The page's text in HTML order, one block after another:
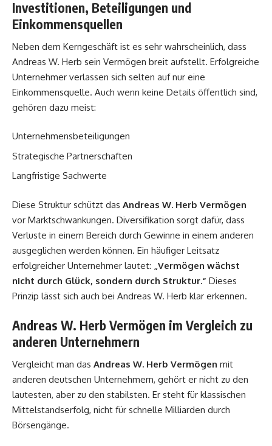
Investitionen, Beteiligungen und
Einkommensquellen
Neben dem Kerngeschäft ist es sehr wahrscheinlich, dass
Andreas W. Herb sein Vermögen breit aufstellt. Erfolgreiche
Unternehmer verlassen sich selten auf nur eine
Einkommensquelle. Auch wenn keine Details öffentlich sind,
gehören dazu meist:
Unternehmensbeteiligungen
Strategische Partnerschaften
Langfristige Sachwerte
Diese Struktur schützt das Andreas W. Herb Vermögen
vor Marktschwankungen. Diversifikation sorgt dafür, dass
Verluste in einem Bereich durch Gewinne in einem anderen
ausgeglichen werden können. Ein häufiger Leitsatz
erfolgreicher Unternehmer lautet:
„Vermögen wächst
nicht durch Glück, sondern durch Struktur.“ Dieses
Prinzip lässt sich auch bei Andreas W. Herb klar erkennen.
Andreas W. Herb Vermögen im Vergleich zu
anderen Unternehmern
Vergleicht man das Andreas W. Herb Vermögen mit
anderen deutschen Unternehmern, gehört er nicht zu den
lautesten, aber zu den stabilsten. Er steht für klassischen
Mittelstandserfolg, nicht für schnelle Milliarden durch
Börsengänge.